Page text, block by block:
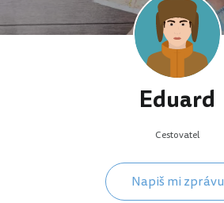
Eduard
Cestovatel
Napiš mi zprávu